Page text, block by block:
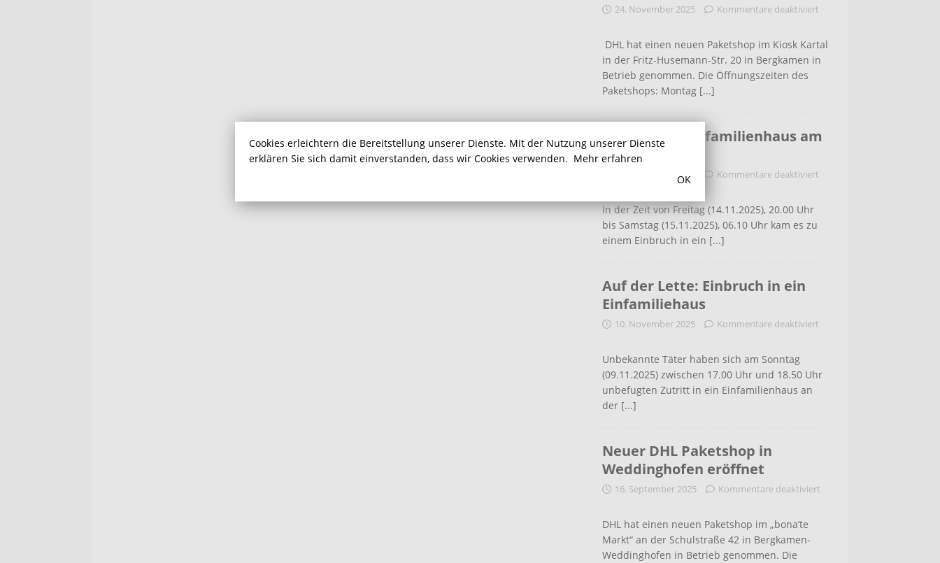
24. November 2025 Kommentare deaktiviert
DHL hat einen neuen Paketshop im Kiosk Kartal
in der Fritz-Husemann-Str. 20 in Bergkamen in
Betrieb genommen. Die Öffnungszeiten des
Paketshops: Montag [...]
Einbruch in Einfamilienhaus am
Haldenweg
16. November 2025 Kommentare deaktiviert
In der Zeit von Freitag (14.11.2025), 20.00 Uhr
bis Samstag (15.11.2025), 06.10 Uhr kam es zu
einem Einbruch in ein [...]
Auf der Lette: Einbruch in ein
Einfamiliehaus
10. November 2025 Kommentare deaktiviert
Unbekannte Täter haben sich am Sonntag
(09.11.2025) zwischen 17.00 Uhr und 18.50 Uhr
unbefugten Zutritt in ein Einfamilienhaus an
der [...]
Neuer DHL Paketshop in
Weddinghofen eröffnet
16. September 2025 Kommentare deaktiviert
DHL hat einen neuen Paketshop im „bona’te
Markt“ an der Schulstraße 42 in Bergkamen-
Weddinghofen in Betrieb genommen. Die
Cookies erleichtern die Bereitstellung unserer Dienste. Mit der Nutzung unserer Dienste
erklären Sie sich damit einverstanden, dass wir Cookies verwenden. Mehr erfahren
OK